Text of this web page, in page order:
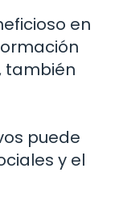
en
también
puede
y el